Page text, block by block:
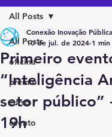
All Posts
oficina
prêmio
curso
evento
All Posts
Primeiro
“Inteligência
setor público”
19h
Conexão Inovação Pública
10 de jul. de 2024 1